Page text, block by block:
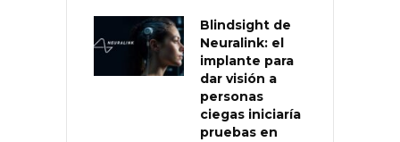
Blindsight de
Neuralink: el
implante para
dar visión a
personas
ciegas iniciaría
pruebas en